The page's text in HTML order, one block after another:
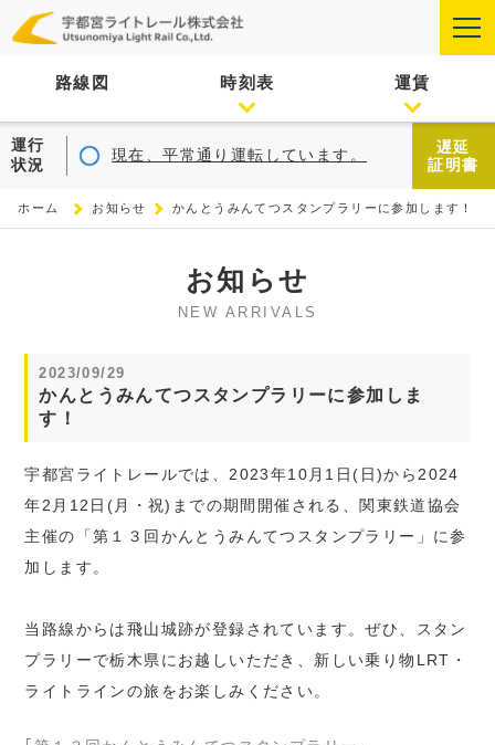
路線図 時刻表 運賃
運行
状況
現在、平常通り運転しています。
遅延
証明書
ホーム お知らせ かんとうみんてつスタンプラリーに参加します！
お知らせ
NEW ARRIVALS
2023/09/29
かんとうみんてつスタンプラリーに参加しま
す！
宇都宮ライトレールでは、2023年10月1日(日)から2024
年2月12日(月・祝)までの期間開催される、関東鉄道協会
主催の「第１３回かんとうみんてつスタンプラリー」に参
加します。
当路線からは飛山城跡が登録されています。ぜひ、スタン
プラリーで栃木県にお越しいただき、新しい乗り物LRT・
ライトラインの旅をお楽しみください。